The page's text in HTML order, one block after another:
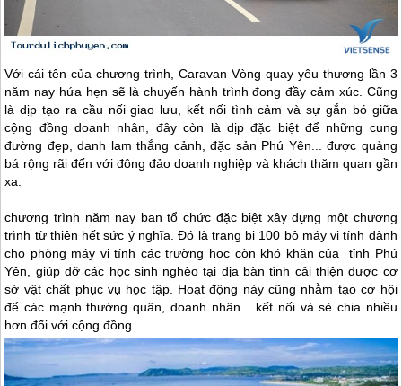
Với cái tên của chương trình, Caravan Vòng quay yêu thương lần 3
năm nay hứa hẹn sẽ là chuyến hành trình đong đầy cảm xúc. Cũng
là dịp tạo ra cầu nối giao lưu, kết nối tình cảm và sự gắn bó giữa
cộng đồng doanh nhân, đây còn là dịp đặc biệt để những cung
đường đẹp, danh lam thắng cảnh, đặc sản Phú Yên ... được quảng
bá rộng rãi đến với đông đảo doanh nghiệp và khách thăm quan gần
xa.
chương trình năm nay ban tổ chức đặc biệt xây dựng một chương
trình từ thiện hết sức ý nghĩa. Đó là trang bị 100 bộ máy vi tính dành
cho phòng máy vi tính các trường học còn khó khăn của tỉnh Phú
Yên , giúp đỡ các học sinh nghèo tại địa bàn tỉnh cải thiện được cơ
sở vật chất phục vụ học tập. Hoạt động này cũng nhằm tạo cơ hội
để các mạnh thường quân, doanh nhân... kết nối và sẻ chia nhiều
hơn đối với cộng đồng.